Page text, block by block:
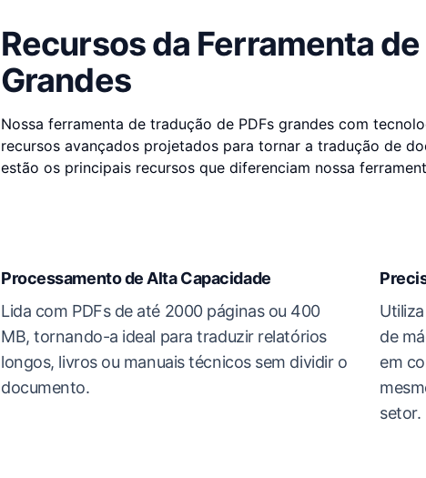
Recursos da Ferramenta
Grandes
Nossa ferramenta de tradução de PDFs grandes com
recursos avançados projetados para tornar a tradução de
estão os principais recursos que diferenciam nossa
Processamento de Alta Capacidade
Lida com PDFs de até 2000 páginas ou 400
MB, tornando-a ideal para traduzir relatórios
longos, livros ou manuais técnicos sem dividir o
documento.
de
em
setor.